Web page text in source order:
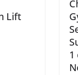
Lift
1